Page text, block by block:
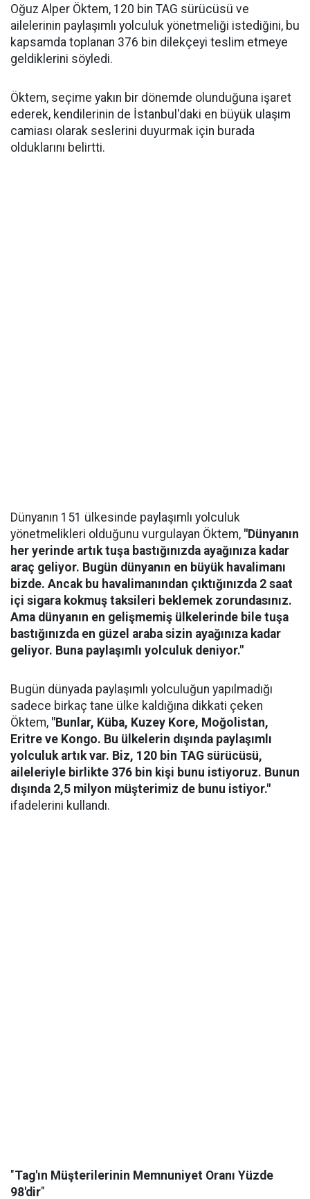
Oğuz Alper Öktem, 120 bin TAG sürücüsü ve
ailelerinin paylaşımlı yolculuk yönetmeliği istediğini, bu
kapsamda toplanan 376 bin dilekçeyi teslim etmeye
geldiklerini söyledi.
Öktem, seçime yakın bir dönemde olunduğuna işaret
ederek, kendilerinin de İstanbul'daki en büyük ulaşım
camiası olarak seslerini duyurmak için burada
olduklarını belirtti.
Dünyanın 151 ülkesinde paylaşımlı yolculuk
yönetmelikleri olduğunu vurgulayan Öktem, "Dünyanın
her yerinde artık tuşa bastığınızda ayağınıza kadar
araç geliyor. Bugün dünyanın en büyük havalimanı
bizde. Ancak bu havalimanından çıktığınızda 2 saat
içi sigara kokmuş taksileri beklemek zorundasınız.
Ama dünyanın en gelişmemiş ülkelerinde bile tuşa
bastığınızda en güzel araba sizin ayağınıza kadar
geliyor. Buna paylaşımlı yolculuk deniyor."
Bugün dünyada paylaşımlı yolculuğun yapılmadığı
sadece birkaç tane ülke kaldığına dikkati çeken
Öktem, "Bunlar, Küba, Kuzey Kore, Moğolistan,
Eritre ve Kongo. Bu ülkelerin dışında paylaşımlı
yolculuk artık var. Biz, 120 bin TAG sürücüsü,
aileleriyle birlikte 376 bin kişi bunu istiyoruz. Bunun
dışında 2,5 milyon müşterimiz de bunu istiyor."
ifadelerini kullandı.
"Tag'ın Müşterilerinin Memnuniyet Oranı Yüzde
98'dir"